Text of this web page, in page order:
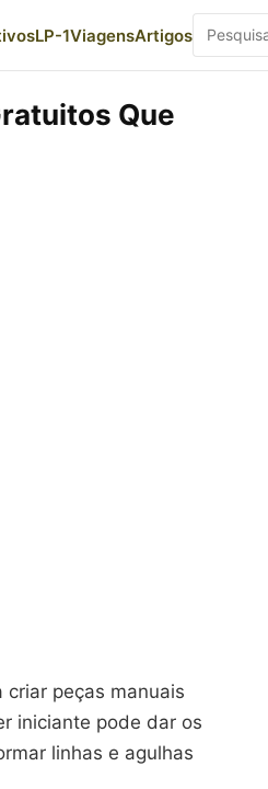
LP-1ViagensArtigos
Que
peças manuais
iniciante pode dar os
linhas e agulhas